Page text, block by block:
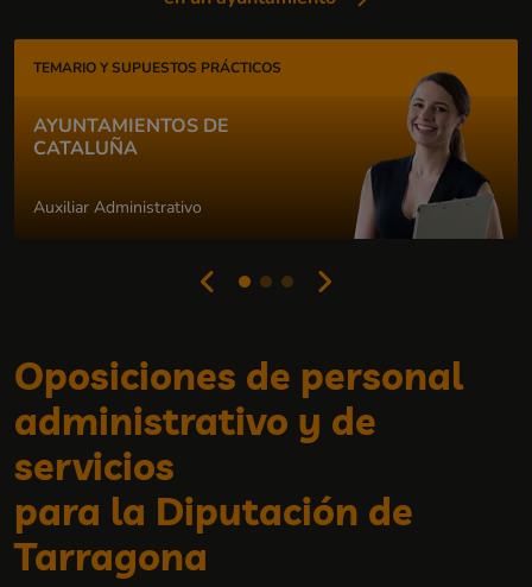
TEMARIO Y SUPUESTOS PRÁCTICOS
AYUNTAMIENTOS DE
CATALUÑA
Auxiliar Administrativo
Oposiciones de personal
administrativo y de
servicios
para la Diputación de
Tarragona